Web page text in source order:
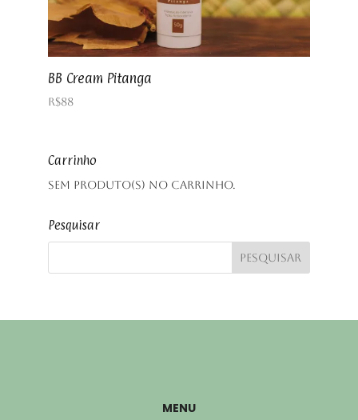
BB Cream Pitanga
R$88
Carrinho
Sem produto(s) no carrinho.
Pesquisar
MENU